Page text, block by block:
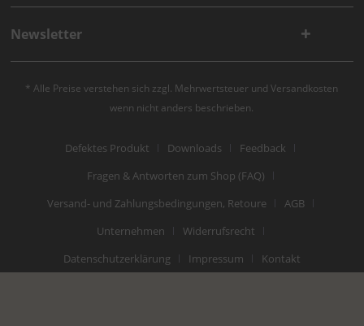
Newsletter
* Alle Preise verstehen sich zzgl. Mehrwertsteuer undVersandkosten
wenn nicht anders beschrieben.
Defektes Produkt Downloads
Feedback
Fragen & Antworten zum Shop (FAQ)
Versand- und Zahlungsbedingungen, Retoure
AGB
Unternehmen
Widerrufsrecht
Datenschutzerklärung
Impressum Kontakt